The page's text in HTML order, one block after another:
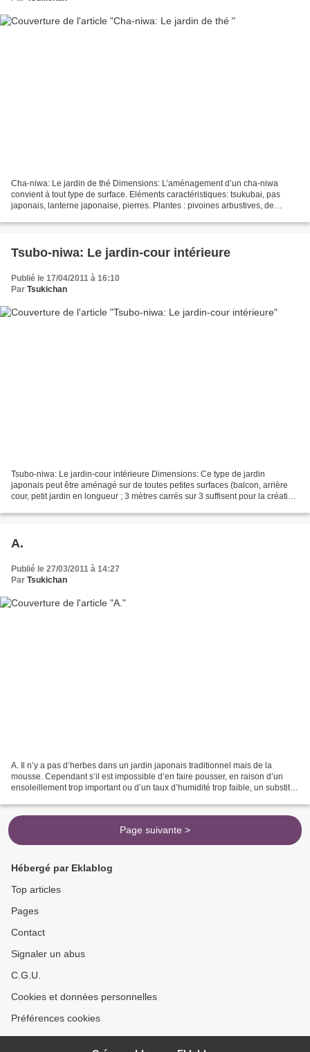
Cha-niwa: Le jardin de thé Dimensions: L’aménagement d’un cha-niwa
convient à tout type de surface. Eléments caractéristiques: tsukubai, pas
japonais, lanterne japonaise, pierres. Plantes : pivoines arbustives, de
Tsubo-niwa: Le jardin-cour intérieure
Publié le 17/04/2011 à 16:10
Par Tsukichan
Tsubo-niwa: Le jardin-cour intérieure Dimensions: Ce type de jardin
japonais peut être aménagé sur de toutes petites surfaces (balcon, arrière
cour, petit jardin en longueur ; 3 mètres carrés sur 3 suffisent pour la création
A.
Publié le 27/03/2011 à 14:27
Par Tsukichan
A. Il n’y a pas d’herbes dans un jardin japonais traditionnel mais de la
mousse. Cependant s’il est impossible d’en faire pousser, en raison d’un
ensoleillement trop important ou d’un taux d’humidité trop faible, un substitut
Page suivante >
Hébergé par Eklablog
Top articles
Pages
Contact
Signaler un abus
C.G.U.
Cookies et données personnelles
Préférences cookies